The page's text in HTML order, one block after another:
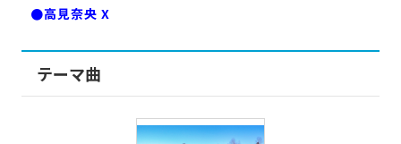
●高見奈央 X
テーマ曲